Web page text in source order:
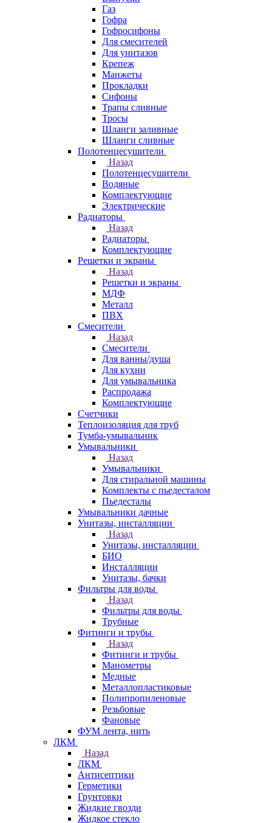
Газ
Гофра
Гофросифоны
Для смесителей
Для унитазов
Крепеж
Манжеты
Прокладки
Сифоны
Трапы сливные
Тросы
Шланги заливные
Шланги сливные
Полотенцесушители
Назад
Полотенцесушители
Водяные
Комплектующие
Электрические
Радиаторы
Назад
Радиаторы
Комплектующие
Решетки и экраны
Назад
Решетки и экраны
МДФ
Металл
ПВХ
Смесители
Назад
Смесители
Для ванны/душа
Для кухни
Для умывальника
Распродажа
Комплектующие
Счетчики
Теплоизоляция для труб
Тумба-умывальник
Умывальники
Назад
Умывальники
Для стиральной машины
Комплекты с пьедесталом
Пьедесталы
Умывальники дачные
Унитазы, инсталляции
Назад
Унитазы, инсталляции
БИО
Инсталляции
Унитазы, бачки
Фильтры для воды
Назад
Фильтры для воды
Трубные
Фитинги и трубы
Назад
Фитинги и трубы
Манометры
Медные
Металлопластиковые
Полипропиленовые
Резьбовые
Фановые
ФУМ лента, нить
ЛКМ
Назад
ЛКМ
Антисептики
Герметики
Грунтовки
Жидкие гвозди
Жидкое стекло